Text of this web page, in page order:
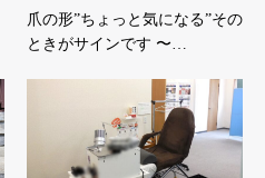
爪の形”ちょっと気になる”その
ときがサインです 〜…